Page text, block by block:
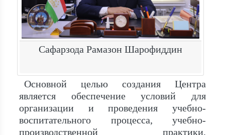
Сафарзода Рамазон Шарофиддин
Основной целью создания Центра
является обеспечение условий для
организации и проведения учебно-
воспитательного процесса, учебно-
производственной практики,